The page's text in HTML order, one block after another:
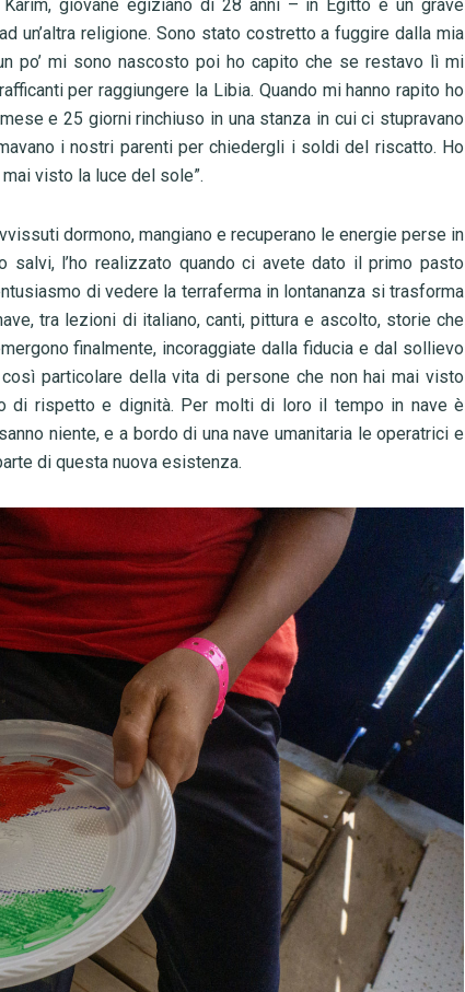
giovane egiziano di 28 anni – in Egitto è un grave
un’altra religione. Sono stato costretto a fuggire dalla mia
po’ mi sono nascosto poi ho capito che se restavo lì mi
per raggiungere la Libia. Quando mi hanno rapito ho
e 25 giorni rinchiuso in una stanza in cui ci stupravano
i nostri parenti per chiedergli i soldi del riscatto. Ho
visto la luce del sole”.
dormono, mangiano e recuperano le energie perse in
salvi, l’ho realizzato quando ci avete dato il primo pasto
di vedere la terraferma in lontananza si trasforma
tra lezioni di italiano, canti, pittura e ascolto, storie che
finalmente, incoraggiate dalla fiducia e dal sollievo
particolare della vita di persone che non hai mai visto
di rispetto e dignità. Per molti di loro il tempo in nave è
niente, e a bordo di una nave umanitaria le operatrici e
di questa nuova esistenza.